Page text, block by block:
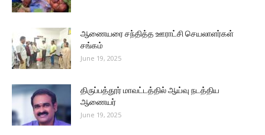
ஆணையரை சந்தித்த ஊராட்சி செயலாளர்கள்
சங்கம்
June 19, 2025
திருப்பத்தூர் மாவட்டத்தில் ஆய்வு நடத்திய
ஆணையர்
June 19, 2025